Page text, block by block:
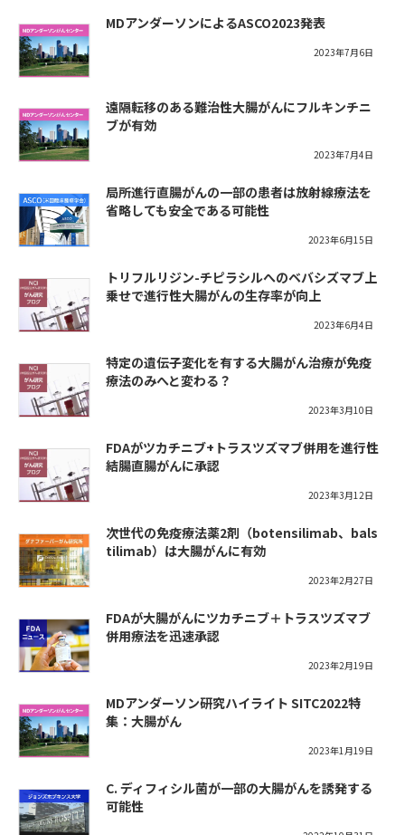
MDアンダーソンによるASCO2023発表
2023年7月6日
遠隔転移のある難治性大腸がんにフルキンチニ
ブが有効
2023年7月4日
局所進行直腸がんの一部の患者は放射線療法を
省略しても安全である可能性
2023年6月15日
トリフルリジン-チピラシルへのベバシズマブ上
乗せで進行性大腸がんの生存率が向上
2023年6月4日
特定の遺伝子変化を有する大腸がん治療が免疫
療法のみへと変わる？
2023年3月10日
FDAがツカチニブ+トラスツズマブ併用を進行性
結腸直腸がんに承認
2023年3月12日
次世代の免疫療法薬2剤（botensilimab、bals
tilimab）は大腸がんに有効
2023年2月27日
FDAが大腸がんにツカチニブ＋トラスツズマブ
併用療法を迅速承認
2023年2月19日
MDアンダーソン研究ハイライト SITC2022特
集：大腸がん
2023年1月19日
C. ディフィシル菌が一部の大腸がんを誘発する
可能性